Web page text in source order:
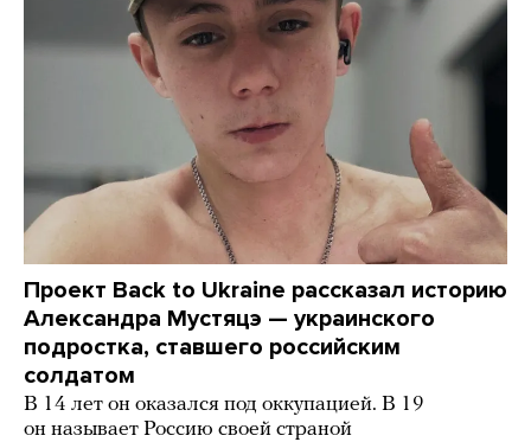
Проект Back to Ukraine рассказал историю
Александра Мустяцэ — украинского
подростка, ставшего российским
солдатом
В 14 лет он оказался под оккупацией. В 19
он называет Россию своей страной